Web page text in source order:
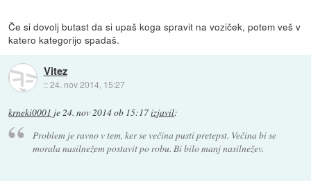
Če si dovolj butast da si upaš koga spravit na voziček, potem veš v
katero kategorijo spadaš.
Vitez
::24. nov 2014, 15:27
krneki0001 je24. nov 2014 ob 15:17izjavil:
Problem je ravno v tem, ker se večina pusti pretepst. Večina bi se
morala nasilnežem postavit po robu. Bi bilo manj nasilnežev.